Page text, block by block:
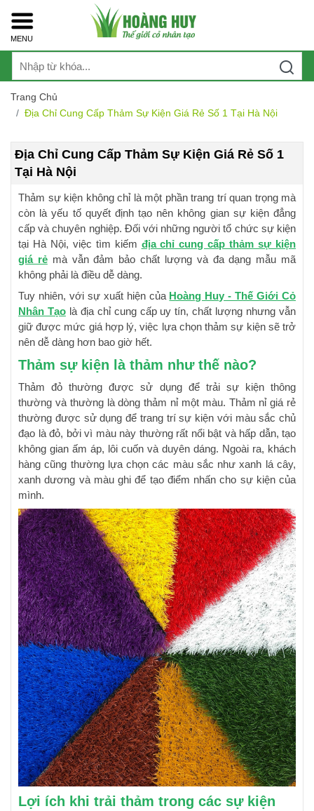
MENU
Trang Chủ
Địa Chỉ Cung Cấp Thảm Sự Kiện Giá Rẻ Số 1 Tại Hà Nội
Địa Chỉ Cung Cấp Thảm Sự Kiện Giá Rẻ Số 1
Tại Hà Nội
Thảm sự kiện không chỉ là một phần trang trí quan trọng mà
còn là yếu tố quyết định tạo nên không gian sự kiện đẳng
cấp và chuyên nghiệp. Đối với những người tổ chức sự kiện
tại Hà Nội, việc tìm kiếm địa chỉ cung cấp thảm sự kiện
giá rẻmà vẫn đảm bảo chất lượng và đa dạng mẫu mã
không phải là điều dễ dàng.
Tuy nhiên, với sự xuất hiện của Hoàng Huy - Thế Giới Cỏ
Nhân Tạolà địa chỉ cung cấp uy tín, chất lượng nhưng vẫn
giữ được mức giá hợp lý, việc lựa chọn thảm sự kiện sẽ trở
nên dễ dàng hơn bao giờ hết.
Thảm sự kiện là thảm như thế nào?
Thảm đỏ thường được sử dụng để trải sự kiện thông
thường và thường là dòng thảm nỉ một màu. Thảm nỉ giá rẻ
thường được sử dụng để trang trí sự kiện với màu sắc chủ
đạo là đỏ, bởi vì màu này thường rất nổi bật và hấp dẫn, tạo
không gian ấm áp, lôi cuốn và duyên dáng. Ngoài ra, khách
hàng cũng thường lựa chọn các màu sắc như xanh lá cây,
xanh dương và màu ghi để tạo điểm nhấn cho sự kiện của
mình.
Lợi ích khi trải thảm trong các sự kiện